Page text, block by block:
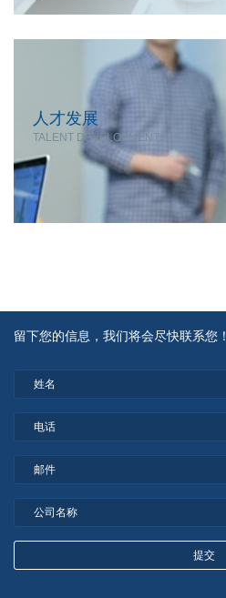
人才发展
TALENT DEVELOPMENT
留下您的信息，我们将会尽快联系您！